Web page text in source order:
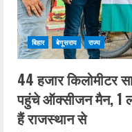
बिहार बेगूसराय राज्य
44 हजार किलोमीटर
पहुंचे ऑक्सीजन मैन, 1
हैं राजस्थान से